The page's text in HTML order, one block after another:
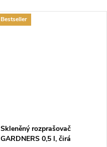
Bestseller
Skleněný rozprašovač
GARDNERS 0,5 l, čirá